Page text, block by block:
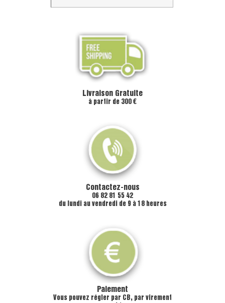
Livraison Gratuite
à partir de 300 €
Contactez-nous
06 82 81 55 42
du lundi au vendredi de 9 à 18 heures
Paiement
Vous pouvez régler par CB, par virement